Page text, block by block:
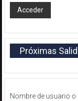
Próximas
Nombre de usuario